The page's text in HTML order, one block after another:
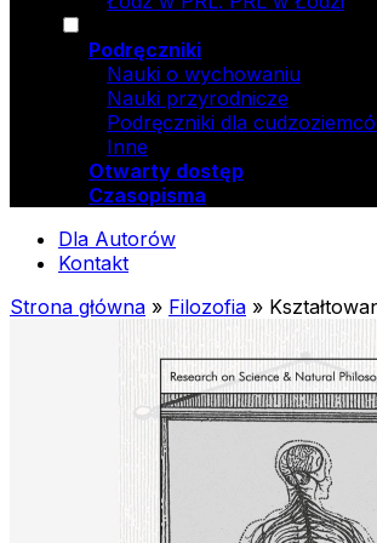
Podręczniki
Nauki o wychowaniu
Nauki przyrodnicze
Podręczniki dla
Inne
Otwarty dostęp
Czasopisma
Dla Autorów
Kontakt
Strona główna » Filozofia »